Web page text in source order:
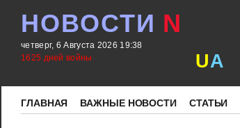
НОВОСТИ N
четверг, 6 Августа 2026 19:38
1625 дней войны
UA
ГЛАВНАЯ ВАЖНЫЕ НОВОСТИ СТАТЬИ